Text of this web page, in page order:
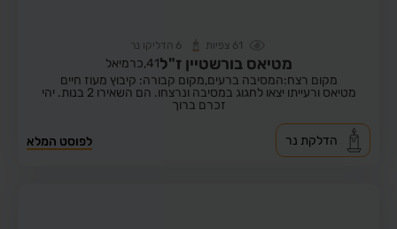
61 צפיות 6 הדליקו נר
מטיאס בורשטיין ז"ל41, כרמיאל
מקום רצח:המסיבה ברעים,מקום קבורה: קיבוץ מעוז חיים
מטיאס ורעייתו יצאו לחגוג במסיבה ונרצחו. הם השאירו 2 בנות. יהי
זכרם ברוך
לפוסט המלא הדלקת נר